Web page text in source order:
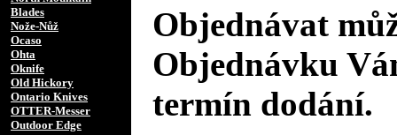
Blades
Nože-Nůž
Ocaso
Ohta
Oknife
Old Hickory
Ontario Knives
OTTER-Messer
Outdoor Edge
Objednávat
Objednávku
termín dodání.